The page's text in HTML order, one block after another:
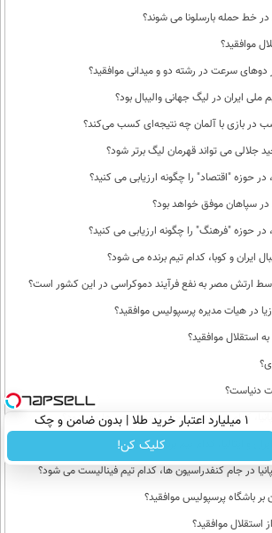
خط حمله بارسلونا می شوند؟
موافقید؟
دوهای سرعت در رشته دو و میدانی موافقید؟
ایران در لیگ جهانی والیبال بود؟
در بازی با آلمان چه نتیجه‌ای کسب می‌کند؟
جلالی می تواند قهرمان لیگ برتر شود؟
حوزه "اقتصاد" را چگونه ارزیابی می کنید؟
سپاهان موفق خواهد بود؟
حوزه "فرهنگ" را چگونه ارزیابی می کنید؟
ایران و کوبا، کدام تیم برنده می شود؟
ارتش مصر به نفع فرآیند دموکراسی در این کشور است؟
در هیات مدیره پرسپولیس موافقید؟
استقلال موافقید؟
دنیاست؟
کدام تیم قهرمان جام کنفدراسیون ها می شود؟
و ایتالیا، کدام تیم برنده می شود؟
در جام کنفدراسیون ها، کدام تیم فینالیست می شود؟
بر باشگاه پرسپولیس موافقید؟
استقلال موافقید؟
۱ میلیارد اعتبار خرید طلا | بدون ضامن و چک
کلیک کن!